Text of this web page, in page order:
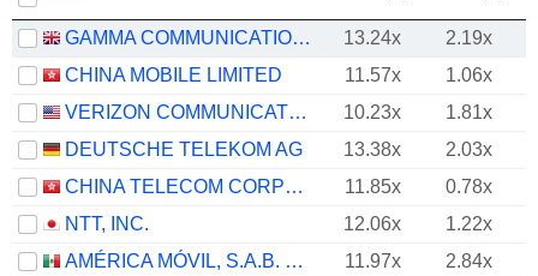
GAMMA COMMUNICATIONS PLC 13.24x
2.19x
CHINA MOBILE LIMITED
11.57x
1.06x
VERIZON COMMUNICATIONS, INC.
10.23x
1.81x
DEUTSCHE TELEKOM AG
13.38x
2.03x
CHINA TELECOM CORPORATION LIMITED
11.85x
0.78x
NTT, INC.
12.06x 1.22x
AMÉRICA MÓVIL, S.A.B. DE C.V.
11.97x
2.84x